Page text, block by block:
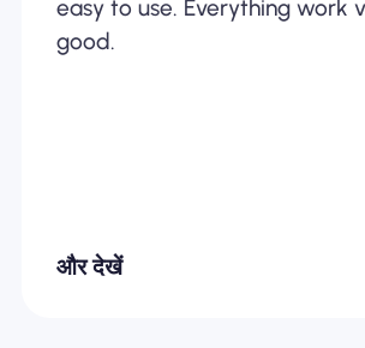
easy to use. Everything work
good.
और देखें